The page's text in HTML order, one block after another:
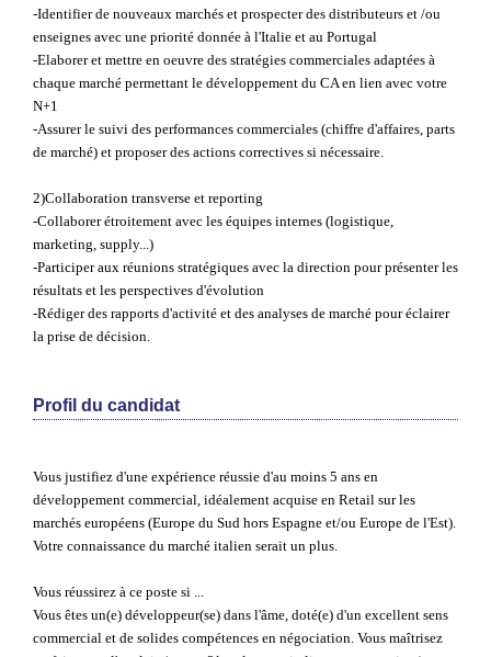
-Identifier de nouveaux marchés et prospecter des distributeurs et /ou
enseignes avec une priorité donnée à l'Italie et au Portugal
-Elaborer et mettre en oeuvre des stratégies commerciales adaptées à
chaque marché permettant le développement du CA en lien avec votre
N+1
-Assurer le suivi des performances commerciales (chiffre d'affaires, parts
de marché) et proposer des actions correctives si nécessaire.
2)Collaboration transverse et reporting
-Collaborer étroitement avec les équipes internes (logistique,
marketing, supply...)
-Participer aux réunions stratégiques avec la direction pour présenter les
résultats et les perspectives d'évolution
-Rédiger des rapports d'activité et des analyses de marché pour éclairer
la prise de décision.
Profil du candidat
Vous justifiez d'une expérience réussie d'au moins 5 ans en
développement commercial, idéalement acquise en Retail sur les
marchés européens (Europe du Sud hors Espagne et/ou Europe de l'Est).
Votre connaissance du marché italien serait un plus.
Vous réussirez à ce poste si ...
Vous êtes un(e) développeur(se) dans l'âme, doté(e) d'un excellent sens
commercial et de solides compétences en négociation. Vous maîtrisez